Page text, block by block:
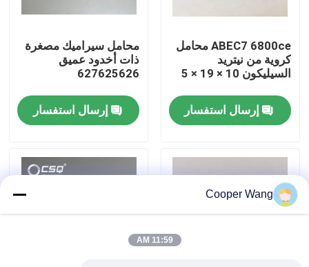
جولة في المعمل
رقابة جودة
اتصل بنا
اطلب اقتباس
محامل كروية سيراميك
ABEC7 6800ce محامل
كروية من نيتريد
السيليكون 10 × 19 × 5
إرسال استفسار
محامل سيراميك مصغرة
ذات أخدود عميق
627625626
إرسال استفسار
Cooper Wang
11:59 AM